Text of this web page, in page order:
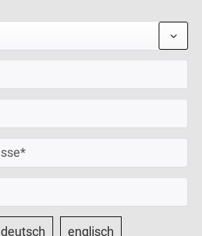
deutsch englisch